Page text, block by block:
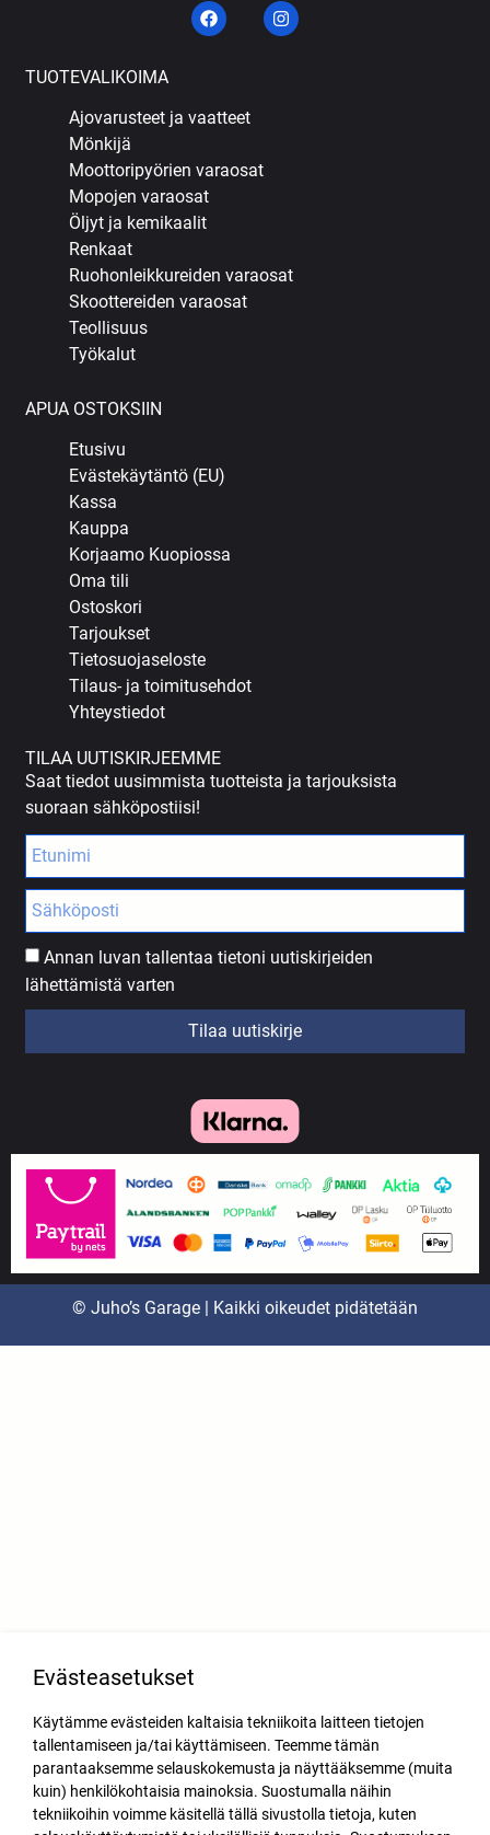
TUOTEVALIKOIMA
Ajovarusteet ja vaatteet
Mönkijä
Moottoripyörien varaosat
Mopojen varaosat
Öljyt ja kemikaalit
Renkaat
Ruohonleikkureiden varaosat
Skoottereiden varaosat
Teollisuus
Työkalut
APUA OSTOKSIIN
Etusivu
Evästekäytäntö (EU)
Kassa
Kauppa
Korjaamo Kuopiossa
Oma tili
Ostoskori
Tarjoukset
Tietosuojaseloste
Tilaus- ja toimitusehdot
Yhteystiedot
TILAA UUTISKIRJEEMME
Saat tiedot uusimmista tuotteista ja tarjouksista
suoraan sähköpostiisi!
Annan luvan tallentaa tietoni uutiskirjeiden
lähettämistä varten
Tilaa uutiskirje
© Juho’s Garage | Kaikki oikeudet pidätetään
Evästeasetukset
Käytämme evästeiden kaltaisia tekniikoita laitteen tietojen
tallentamiseen ja/tai käyttämiseen. Teemme tämän
parantaaksemme selauskokemusta ja näyttääksemme (muita
kuin) henkilökohtaisia mainoksia. Suostumalla näihin
tekniikoihin voimme käsitellä tällä sivustolla tietoja, kuten